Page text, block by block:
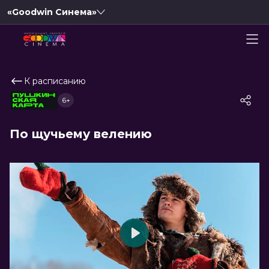
«Goodwin Синема»
К расписанию
По щучьему велению
6+
Play